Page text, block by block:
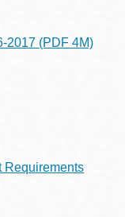
2017 (PDF 4M)
Requirements